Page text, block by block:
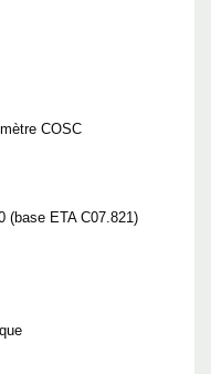
COSC
(base ETA C07.821)